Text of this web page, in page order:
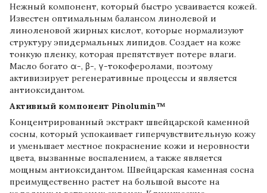
Нежный компонент, который быстро усваивается кожей.
Известен оптимальным балансом линолевой и
линоленовой жирных кислот, которые нормализуют
структуру эпидермальных липидов. Создает на коже
тонкую пленку, которая препятствует потере влаги.
Масло богато α-, β-, γ-токоферолами, поэтому
активизирует регенеративные процессы и является
антиоксидантом.
Активный компонент Pinolumin™
Концентрированный экстракт швейцарской каменной
сосны, который успокаивает гиперчувствительную кожу
и уменьшает местное покраснение кожи и неровности
цвета, вызванные воспалением, а также является
мощным антиоксидантом. Швейцарская каменная сосна
преимущественно растет на большой высоте на